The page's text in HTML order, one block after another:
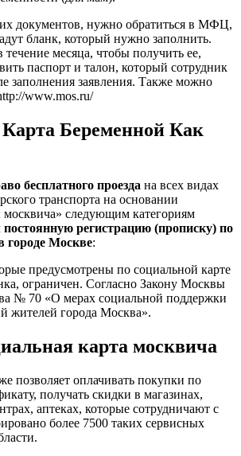
документов, нужно обратиться в МФЦ,
бланк, который нужно заполнить.
течение месяца, чтобы получить ее,
паспорт и талон, который сотрудник
заполнения заявления. Также можно
www.mos.ru/
Беременной Как
бесплатного проезда на всех видах
транспорта на основании
следующим категориям
регистрацию (прописку) по
городе Москве:
предусмотрены по социальной карте
ограничен. Согласно Закону Москвы
№ 70 «О мерах социальной поддержки
жителей города Москва».
карта москвича
позволяет оплачивать покупки по
получать скидки в магазинах,
аптеках, которые сотрудничают с
более 7500 таких сервисных